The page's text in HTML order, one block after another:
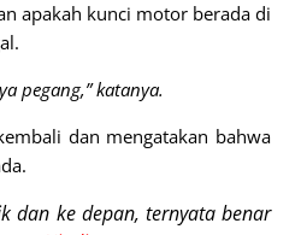
apakah kunci motor berada di
pegang,” katanya.
dan mengatakan bahwa
dan ke depan, ternyata benar